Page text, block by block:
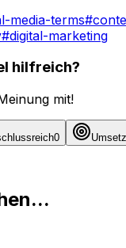
media-terms#
#digital-marketing
hilfreich?
mit!
0